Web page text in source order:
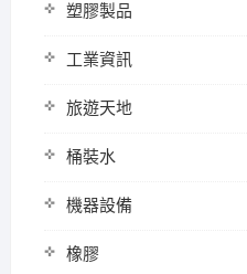
塑膠製品
工業資訊
旅遊天地
桶裝水
機器設備
橡膠